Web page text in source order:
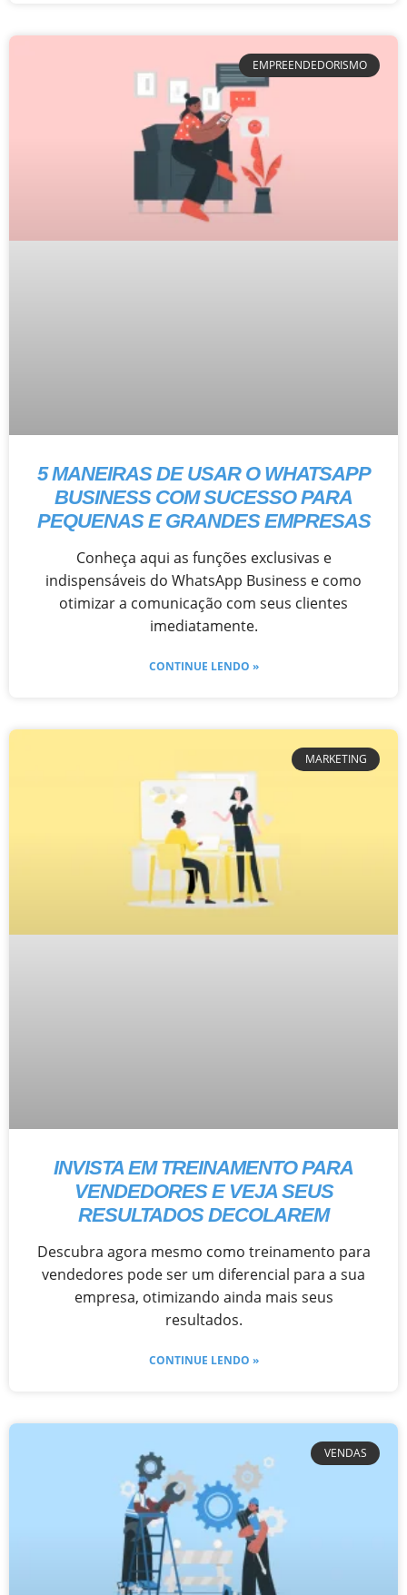
EMPREENDEDORISMO
5 MANEIRAS DE USAR O WHATSAPP
BUSINESS COM SUCESSO PARA
PEQUENAS E GRANDES EMPRESAS
Conheça aqui as funções exclusivas e
indispensáveis do WhatsApp Business e como
otimizar a comunicação com seus clientes
imediatamente.
CONTINUE LENDO »
MARKETING
INVISTA EM TREINAMENTO PARA
VENDEDORES E VEJA SEUS
RESULTADOS DECOLAREM
Descubra agora mesmo como treinamento para
vendedores pode ser um diferencial para a sua
empresa, otimizando ainda mais seus
resultados.
CONTINUE LENDO »
VENDAS